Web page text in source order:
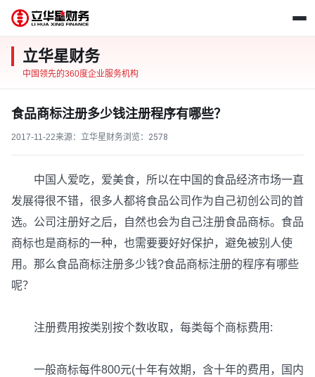
立华星财务
中国领先的360度企业服务机构
食品商标注册多少钱注册程序有哪些？
2017-11-22来源：立华星财务浏览： 2578
中国人爱吃，爱美食，所以在中国的食品经济市场一直
发展得很不错，很多人都将食品公司作为自己初创公司的首
选。公司注册好之后，自然也会为自己注册食品商标。食品
商标也是商标的一种，也需要要好好保护，避免被别人使
用。那么食品商标注册多少钱?食品商标注册的程序有哪些
呢？
注册费用按类别按个数收取，每类每个商标费用:
一般商标每件800元(十年有效期，含十年的费用，国内